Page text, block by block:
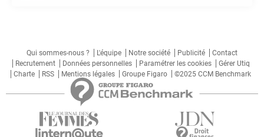
Qui sommes-nous ? L'équipe Notre société Publicité
Contact
Recrutement
Données personnelles Paramétrer les cookies
Gérer Utiq
Charte
RSS Mentions légales Groupe Figaro ©2025 CCM Benchmark